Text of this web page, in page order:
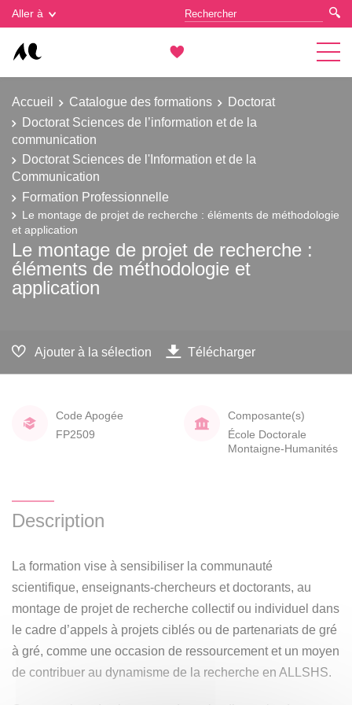
Aller à
Accueil Catalogue des formations
Doctorat
Doctorat Sciences de l’information et de la
communication
Doctorat Sciences de l'Information et de la
Communication
Formation Professionnelle
Le montage de projet de recherche : éléments de méthodologie
et application
Le montage de projet de recherche :
éléments de méthodologie et
application
Ajouter à la sélection Télécharger
Code Apogée
FP2509
Composante(s)
École Doctorale
Montaigne-Humanités
Description
La formation vise à sensibiliser la communauté
scientifique, enseignants-chercheurs et doctorants, au
montage de projet de recherche collectif ou individuel dans
le cadre d’appels à projets ciblés ou de partenariats de gré
à gré, comme une occasion de ressourcement et un moyen
de contribuer au dynamisme de la recherche en ALLSHS.
Gestion des cookies